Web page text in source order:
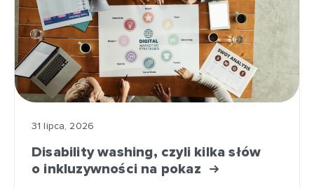
31 lipca, 2026
Disability washing, czyli kilka słów
o inkluzywności na pokaz